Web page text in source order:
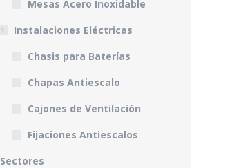
Mesas Acero Inoxidable
Instalaciones Eléctricas
Chasis para Baterías
Chapas Antiescalo
Cajones de Ventilación
Fijaciones Antiescalos
Sectores